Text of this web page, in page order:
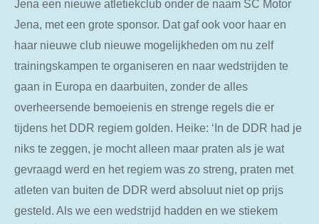
Jena een nieuwe atletiekclub onder de naam SC Motor
Jena, met een grote sponsor. Dat gaf ook voor haar en
haar nieuwe club nieuwe mogelijkheden om nu zelf
trainingskampen te organiseren en naar wedstrijden te
gaan in Europa en daarbuiten, zonder de alles
overheersende bemoeienis en strenge regels die er
tijdens het DDR regiem golden. Heike: ‘In de DDR had je
niks te zeggen, je mocht alleen maar praten als je wat
gevraagd werd en het regiem was zo streng, praten met
atleten van buiten de DDR werd absoluut niet op prijs
gesteld. Als we een wedstrijd hadden en we stiekem